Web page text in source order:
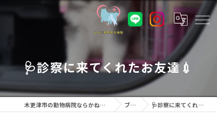
🩺診察に来てくれたお友達💉
木更津市の動物病院ならかねだ動物総合病院 ブログ 🩺診察に来てくれたお友達💉